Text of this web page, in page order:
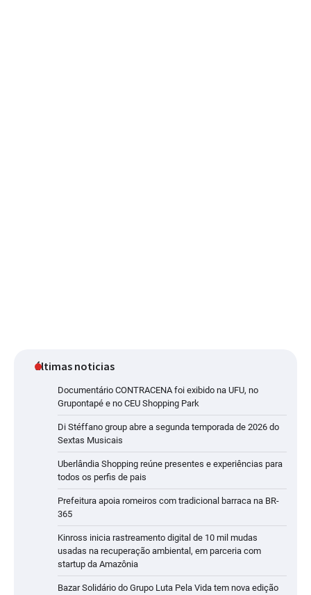
últimas noticias
Documentário CONTRACENA foi exibido na UFU, no
Grupontapé e no CEU Shopping Park
Di Stéffano group abre a segunda temporada de 2026 do
Sextas Musicais
Uberlândia Shopping reúne presentes e experiências para
todos os perfis de pais
Prefeitura apoia romeiros com tradicional barraca na BR-
365
Kinross inicia rastreamento digital de 10 mil mudas
usadas na recuperação ambiental, em parceria com
startup da Amazônia
Bazar Solidário do Grupo Luta Pela Vida tem nova edição